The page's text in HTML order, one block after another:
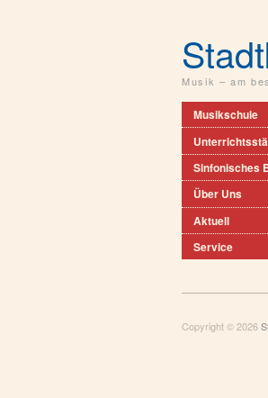
Musik – am
Musikschule
Sinfonisches
Über Uns
Aktuell
Service
Copyright © 2026